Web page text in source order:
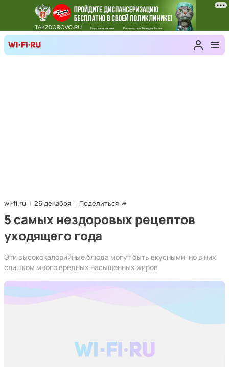
wi-fi.ru 26 декабря Поделиться
5 самых нездоровых рецептов
уходящего года
Эти высококалорийные блюда могут быть вкусными, но в них
слишком много вредных насыщенных жиров